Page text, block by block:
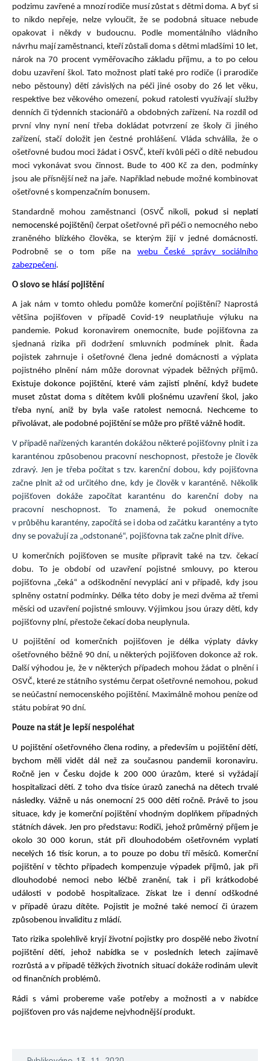
podzimu zavřené a mnozí rodiče musí zůstat s dětmi doma. A byť si
to nikdo nepřeje, nelze vyloučit, že se podobná situace nebude
opakovat i někdy v budoucnu. Podle momentálního vládního
návrhu mají zaměstnanci, kteří zůstali doma s dětmi mladšími 10 let,
nárok na 70 procent vyměřovacího základu příjmu, a to po celou
dobu uzavření škol. Tato možnost platí také pro rodiče (i prarodiče
nebo pěstouny) dětí závislých na péči jiné osoby do 26 let věku,
respektive bez věkového omezení, pokud ratolesti využívají služby
denních či týdenních stacionářů a obdobných zařízení. Na rozdíl od
první vlny nyní není třeba dokládat potvrzení ze školy či jiného
zařízení, stačí doložit jen čestné prohlášení. Vláda schválila, že o
ošetřovné budou moci žádat i OSVČ, kteří kvůli péči o dítě nebudou
moci vykonávat svou činnost. Bude to 400 Kč za den, podmínky
jsou ale přísnější než na jaře. Například nebude možné kombinovat
ošetřovné s kompenzačním bonusem.
Standardně mohou zaměstnanci (OSVČ nikoli, pokud si neplatí
nemocenské pojištění) čerpat ošetřovné při péči o nemocného nebo
zraněného blízkého člověka, se kterým žijí v jedné domácnosti.
Podrobně se o tom píše na webu České správy sociálního
zabezpečení.
O slovo se hlásí pojištění
A jak nám v tomto ohledu pomůže komerční pojištění? Naprostá
většina pojišťoven v případě Covid-19 neuplatňuje výluku na
pandemie. Pokud koronavirem onemocníte, bude pojišťovna za
sjednaná rizika při dodržení smluvních podmínek plnit. Řada
pojistek zahrnuje i ošetřovné člena jedné domácnosti a výplata
pojistného plnění nám může dorovnat výpadek běžných příjmů.
Existuje dokonce pojištění, které vám zajistí plnění, když budete
muset zůstat doma s dítětem kvůli plošnému uzavření škol, jako
třeba nyní, aniž by byla vaše ratolest nemocná. Nechceme to
přivolávat, ale podobné pojištění se může pro příště vážně hodit.
V případě nařízených karantén dokážou některé pojišťovny plnit i za
karanténou způsobenou pracovní neschopnost, přestože je člověk
zdravý. Jen je třeba počítat s tzv. karenční dobou, kdy pojišťovna
začne plnit až od určitého dne, kdy je člověk v karanténě. Několik
pojišťoven dokáže započítat karanténu do karenční doby na
pracovní neschopnost. To znamená, že pokud onemocníte
v průběhu karantény, započítá se i doba od začátku karantény a tyto
dny se považují za „odstonané“, pojišťovna tak začne plnit dříve.
U komerčních pojišťoven se musíte připravit také na tzv. čekací
dobu. To je období od uzavření pojistné smlouvy, po kterou
pojišťovna „čeká“ a odškodnění nevyplácí ani v případě, kdy jsou
splněny ostatní podmínky. Délka této doby je mezi dvěma až třemi
měsíci od uzavření pojistné smlouvy. Výjimkou jsou úrazy dětí, kdy
pojišťovny plní, přestože čekací doba neuplynula.
U pojištění od komerčních pojišťoven je délka výplaty dávky
ošetřovného běžně 90 dní, u některých pojišťoven dokonce až rok.
Další výhodou je, že v některých případech mohou žádat o plnění i
OSVČ, které ze státního systému čerpat ošetřovné nemohou, pokud
se neúčastní nemocenského pojištění. Maximálně mohou peníze od
státu pobírat 90 dní.
Pouze na stát je lepší nespoléhat
U pojištění ošetřovného člena rodiny, a především u pojištění dětí,
bychom měli vidět dál než za současnou pandemii koronaviru.
Ročně jen v Česku dojde k 200 000 úrazům, které si vyžádají
hospitalizaci dětí. Z toho dva tisíce úrazů zanechá na dětech trvalé
následky. Vážně u nás onemocní 25 000 dětí ročně. Právě to jsou
situace, kdy je komerční pojištění vhodným doplňkem případných
státních dávek. Jen pro představu: Rodiči, jehož průměrný příjem je
okolo 30 000 korun, stát při dlouhodobém ošetřovném vyplatí
necelých 16 tisíc korun, a to pouze po dobu tří měsíců. Komerční
pojištění v těchto případech kompenzuje výpadek příjmů, jak při
dlouhodobé nemoci nebo léčbě zranění, tak i při krátkodobé
události v podobě hospitalizace. Získat lze i denní odškodné
v případě úrazu dítěte. Pojistit je možné také nemocí či úrazem
způsobenou invaliditu z mládí.
Tato rizika spolehlivě kryjí životní pojistky pro dospělé nebo životní
pojištění dětí, jehož nabídka se v posledních letech zajímavě
rozrůstá a v případě těžkých životních situací dokáže rodinám ulevit
od finančních problémů.
Rádi s vámi probereme vaše potřeby a možnosti a v nabídce
pojišťoven pro vás najdeme nejvhodnější produkt.